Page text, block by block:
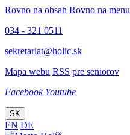
Rovno na obsah Rovno na menu
034 - 321 0511
sekretariat@holic.sk
Mapa webu RSS pre seniorov
Facebook Youtube
SK
EN DE